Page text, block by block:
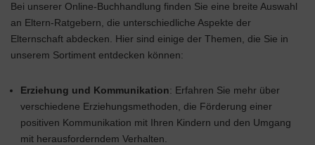
Bei unserer Online-Buchhandlung finden Sie eine breite Auswahl
an Eltern-Ratgebern, die unterschiedliche Aspekte der
Elternschaft abdecken. Hier sind einige der Themen, die Sie in
unserem Sortiment entdecken können:
Erziehung und Kommunikation: Erfahren Sie mehr über
verschiedene Erziehungsmethoden, die Förderung einer
positiven Kommunikation mit Ihren Kindern und den Umgang
mit herausforderndem Verhalten.